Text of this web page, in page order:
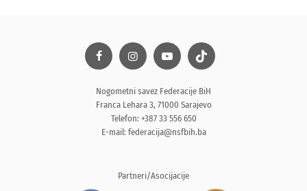
Nogometni savez Federacije BiH
Franca Lehara 3, 71000 Sarajevo
Telefon: +387 33 556 650
E-mail: federacija@nsfbih.ba
Partneri/Asocijacije